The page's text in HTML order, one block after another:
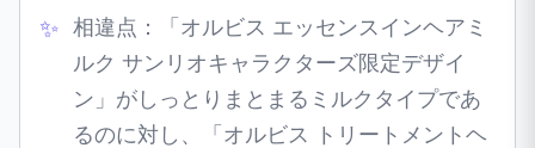
相違点：「オルビス エッセンスインヘアミ
ルク サンリオキャラクターズ限定デザイ
ン」がしっとりまとまるミルクタイプであ
るのに対し、「オルビス トリートメントヘ